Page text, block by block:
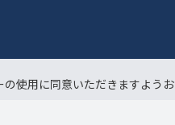
使用に同意いただきますようお